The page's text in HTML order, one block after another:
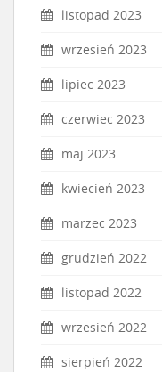
listopad 2023
wrzesień 2023
lipiec 2023
czerwiec 2023
maj 2023
kwiecień 2023
marzec 2023
grudzień 2022
listopad 2022
wrzesień 2022
sierpień 2022